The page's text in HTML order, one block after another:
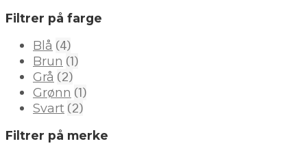
Filtrer på farge
Blå (4)
Brun (1)
Grå (2)
Grønn (1)
Svart (2)
Filtrer på merke